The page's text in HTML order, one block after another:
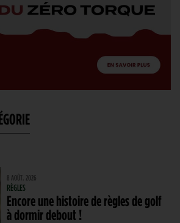
8 AOÛT. 2026
RÈGLES
Encore une histoire de règles de golf
à dormir debout !